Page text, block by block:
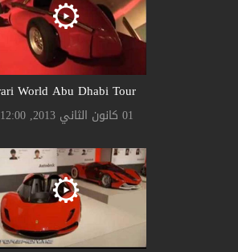
World Abu Dhabi Tour
01 كانون الثاني 2013, 12:00 ص